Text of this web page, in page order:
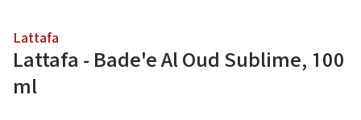
Lattafa
Lattafa - Bade'e Al Oud Sublime, 100
ml